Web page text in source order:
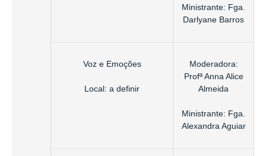
Ministrante: Fga.
Darlyane Barros
Voz e Emoções
Local: a definir
Moderadora:
Profª Anna Alice
Almeida
Ministrante: Fga.
Alexandra Aguiar